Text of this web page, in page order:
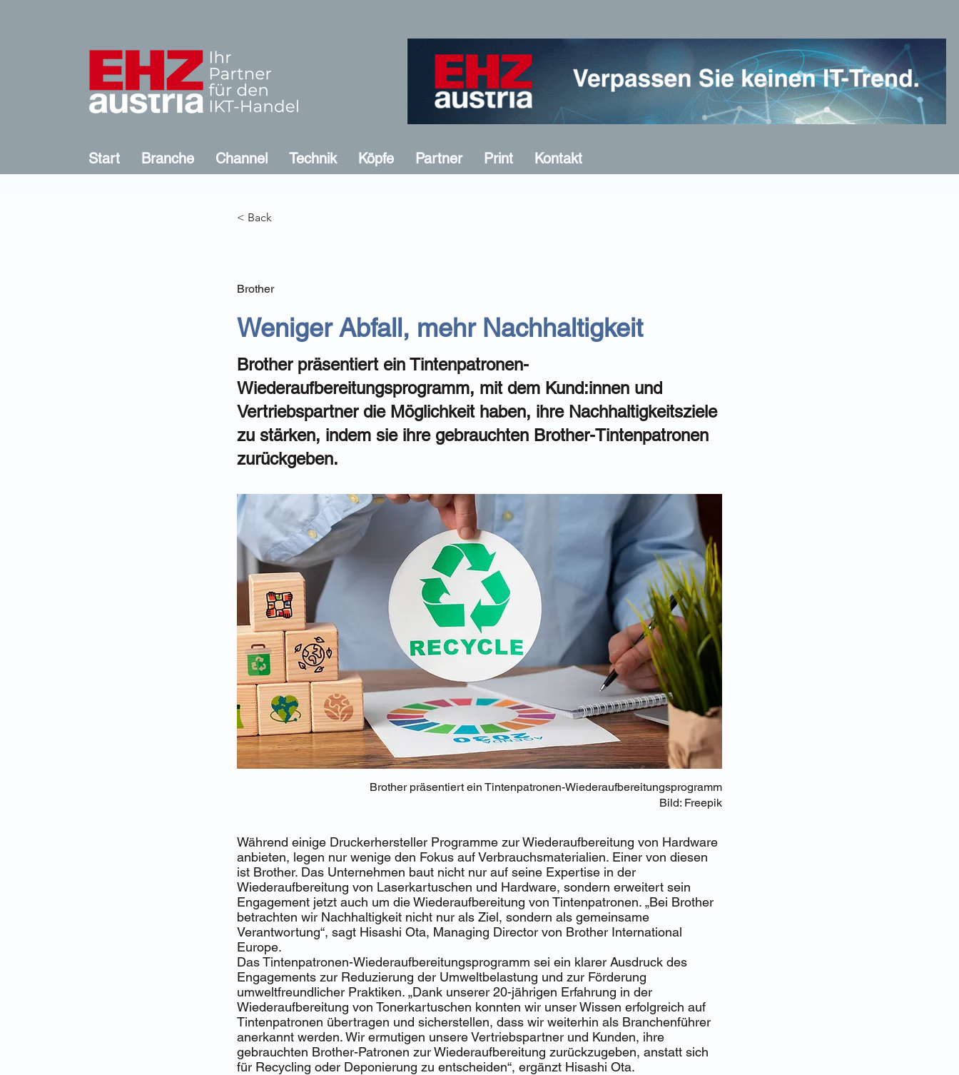
Start Branche Channel Technik Köpfe Partner Print Kontakt
< Back
Brother
Weniger Abfall, mehr Nachhaltigkeit
Brother präsentiert ein Tintenpatronen-
Wiederaufbereitungsprogramm, mit dem Kund:innen und
Vertriebspartner die Möglichkeit haben, ihre Nachhaltigkeitsziele
zu stärken, indem sie ihre gebrauchten Brother-Tintenpatronen
zurückgeben.
Brother präsentiert ein Tintenpatronen-Wiederaufbereitungsprogramm
Bild: Freepik
Während einige Druckerhersteller Programme zur Wiederaufbereitung von Hardware
anbieten, legen nur wenige den Fokus auf Verbrauchsmaterialien. Einer von diesen
ist Brother. Das Unternehmen baut nicht nur auf seine Expertise in der
Wiederaufbereitung von Laserkartuschen und Hardware, sondern erweitert sein
Engagement jetzt auch um die Wiederaufbereitung von Tintenpatronen. „Bei Brother
betrachten wir Nachhaltigkeit nicht nur als Ziel, sondern als gemeinsame
Verantwortung“, sagt Hisashi Ota, Managing Director von Brother International
Europe.
Das Tintenpatronen-Wiederaufbereitungsprogramm sei ein klarer Ausdruck des
Engagements zur Reduzierung der Umweltbelastung und zur Förderung
umweltfreundlicher Praktiken. „Dank unserer 20-jährigen Erfahrung in der
Wiederaufbereitung von Tonerkartuschen konnten wir unser Wissen erfolgreich auf
Tintenpatronen übertragen und sicherstellen, dass wir weiterhin als Branchenführer
anerkannt werden. Wir ermutigen unsere Vertriebspartner und Kunden, ihre
gebrauchten Brother-Patronen zur Wiederaufbereitung zurückzugeben, anstatt sich
für Recycling oder Deponierung zu entscheiden“, ergänzt Hisashi Ota.